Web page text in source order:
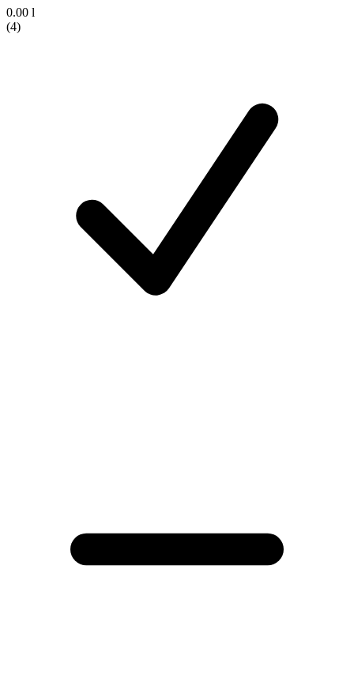
0.00 l
(4)